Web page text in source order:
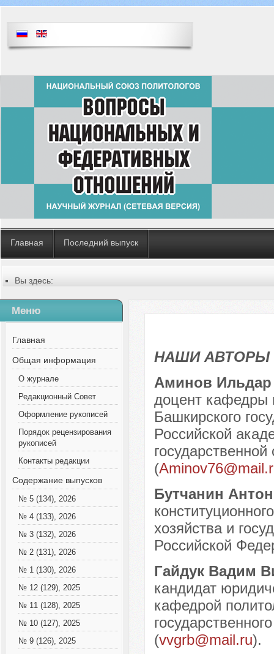
Главная Последний выпуск
Вы здесь:
Содержание выпусков
№ 2 (95), 2023
Русский
Наши авторы № 1-2015
Меню
Главная
Общая информация
О журнале
Редакционный Совет
Оформление рукописей
Порядок рецензирования
рукописей
Контакты редакции
Содержание выпусков
№ 5 (134), 2026
№ 4 (133), 2026
№ 3 (132), 2026
№ 2 (131), 2026
№ 1 (130), 2026
№ 12 (129), 2025
№ 11 (128), 2025
№ 10 (127), 2025
№ 9 (126), 2025
НАШИ АВТОРЫ
Аминов Ильдар
доцент кафедры
Башкирского
Российской
(
Бутчанин
хозяйства и
Российской
Гайдук Вадим
кандидат
кафедрой
(vvgrb@mail.ru).